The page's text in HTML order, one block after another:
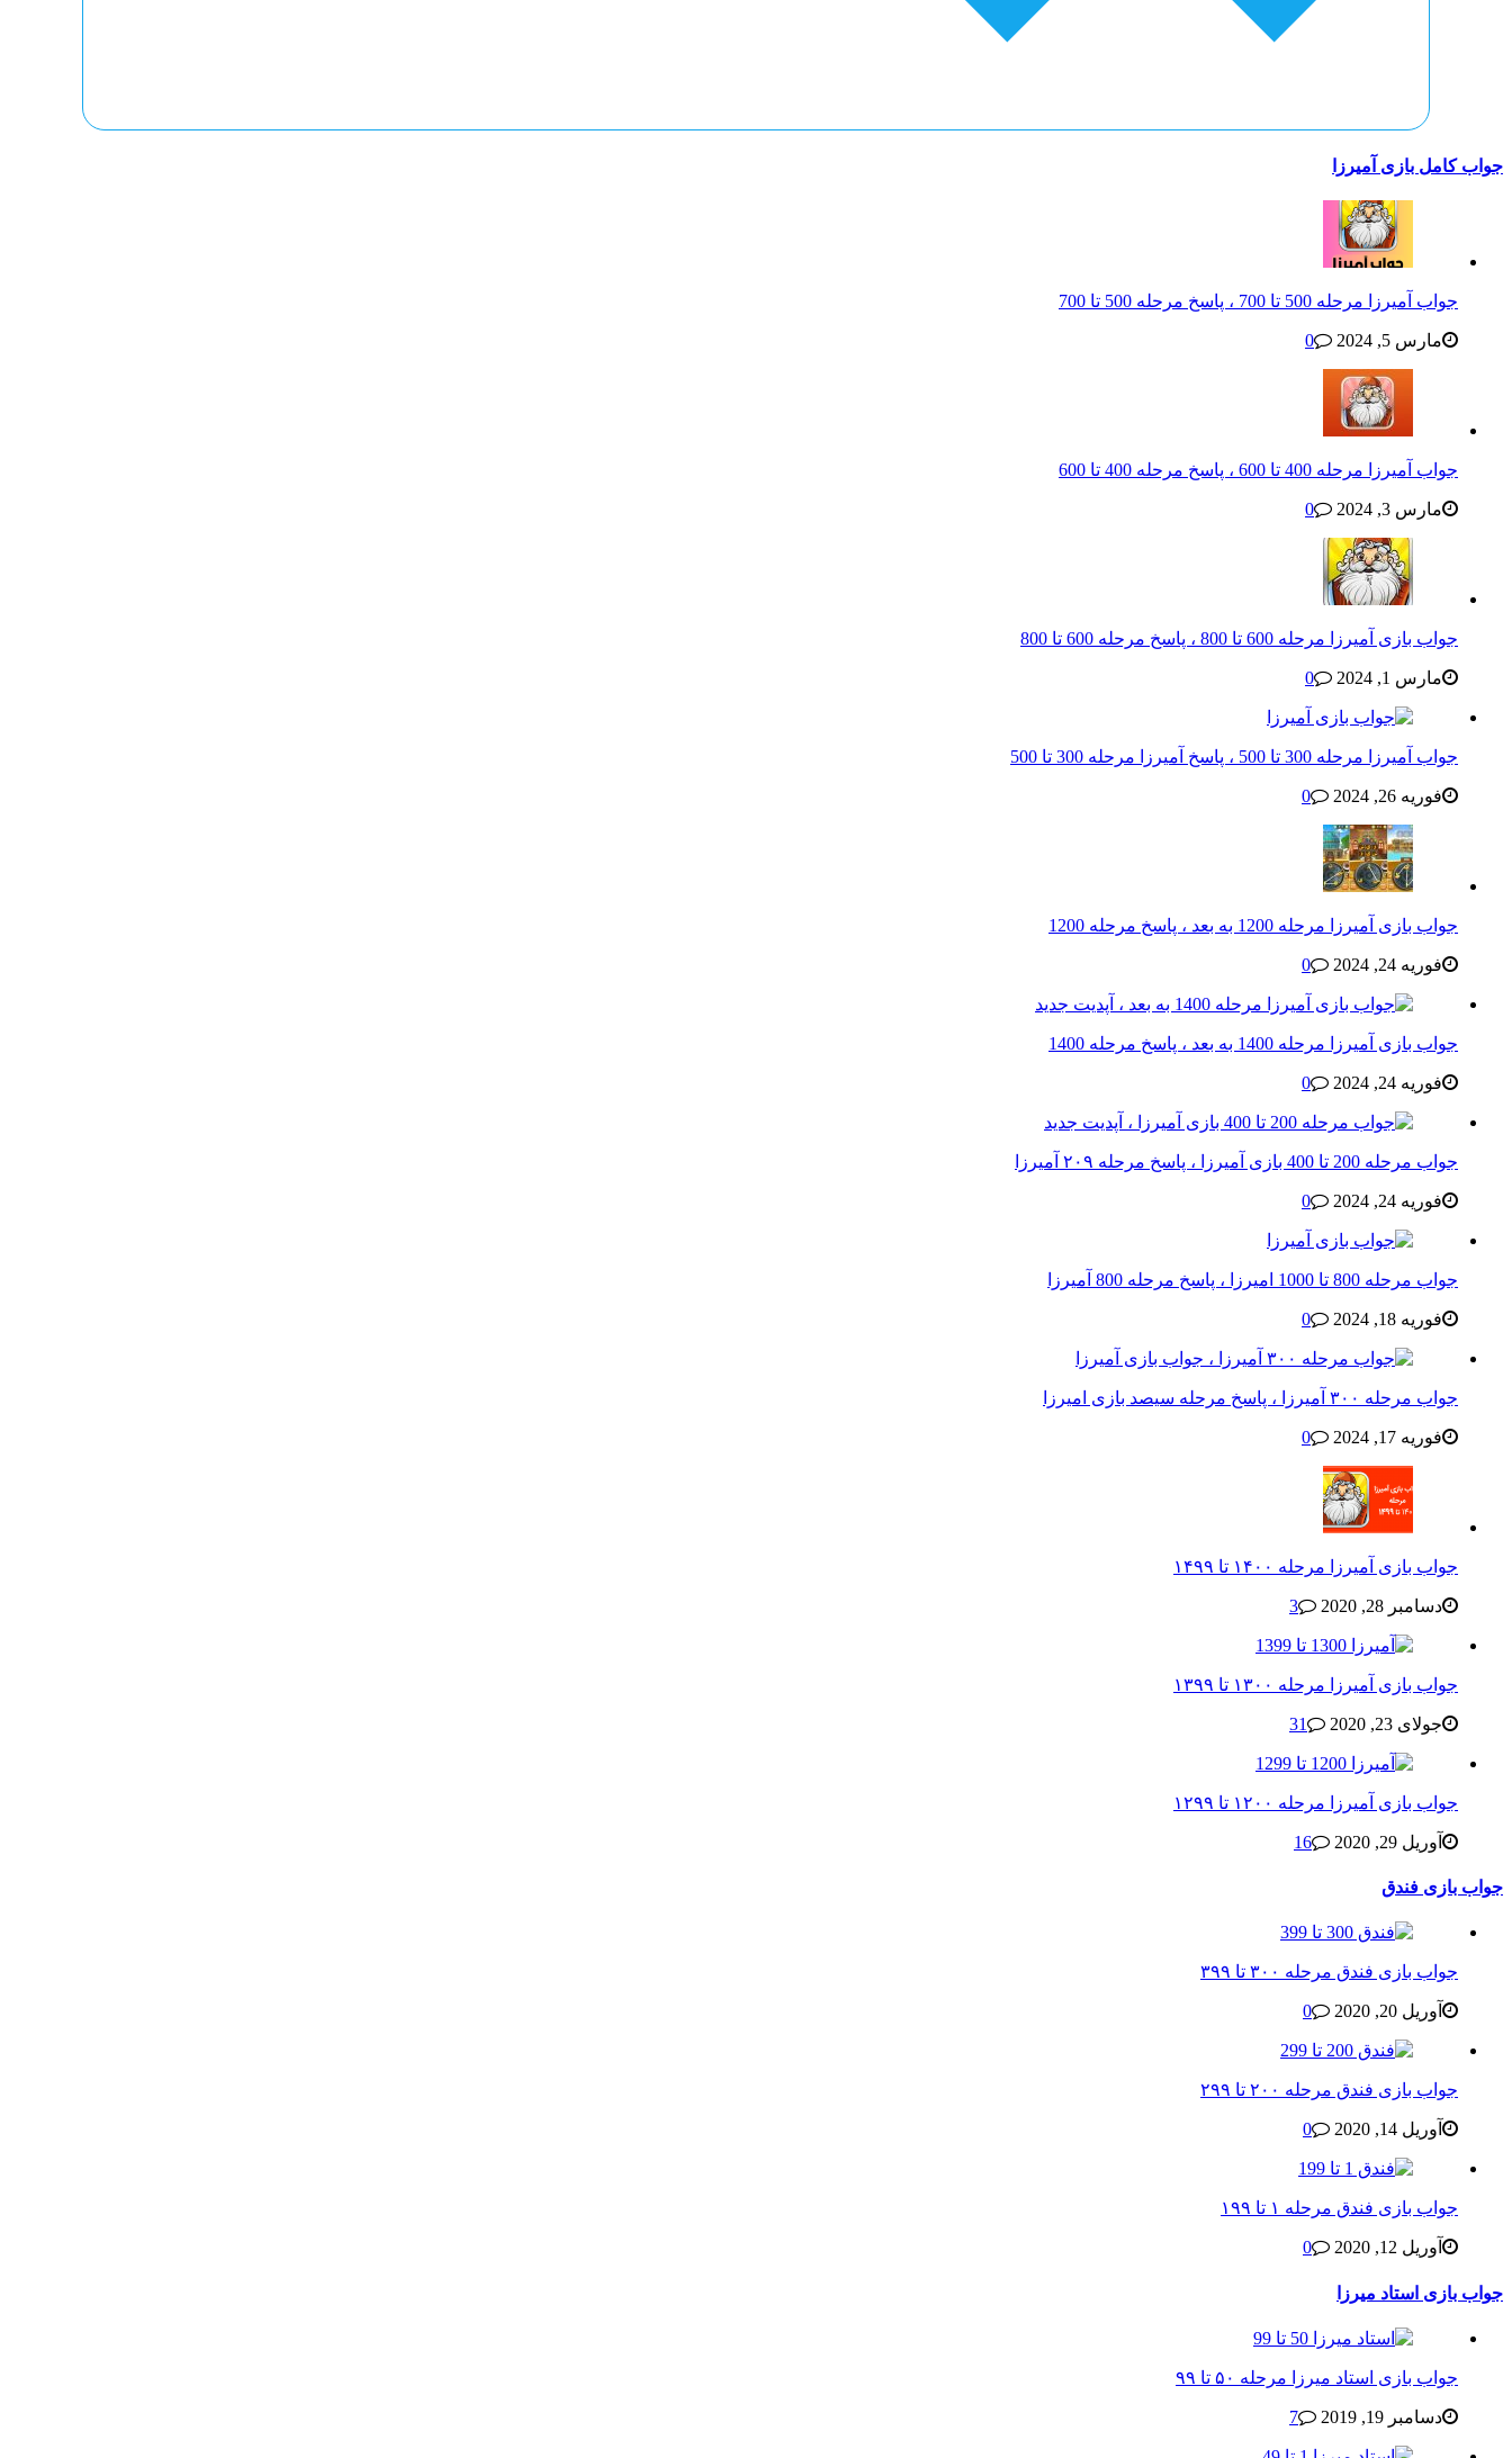
جواب کامل بازی آمیرزا
جواب آمیرزا مرحله 500 تا 700 ، پاسخ مرحله 500 تا 700
مارس 5, 2024 0
جواب آمیرزا مرحله 400 تا 600 ، پاسخ مرحله 400 تا 600
مارس 3, 2024 0
جواب بازی آمیرزا مرحله 600 تا 800 ، پاسخ مرحله 600 تا 800
مارس 1, 2024 0
جواب آمیرزا مرحله 300 تا 500 ، پاسخ آمیرزا مرحله 300 تا 500
فوریه 26, 2024 0
جواب بازی آمیرزا مرحله 1200 به بعد ، پاسخ مرحله 1200
فوریه 24, 2024 0
جواب بازی آمیرزا مرحله 1400 به بعد ، پاسخ مرحله 1400
فوریه 24, 2024 0
جواب مرحله 200 تا 400 بازی آمیرزا ، پاسخ مرحله ۲۰۹ آمیرزا
فوریه 24, 2024 0
جواب مرحله 800 تا 1000 امیرزا ، پاسخ مرحله 800 آمیرزا
فوریه 18, 2024 0
جواب مرحله ۳۰۰ آمیرزا ، پاسخ مرحله سیصد بازی امیرزا
فوریه 17, 2024 0
جواب بازی آمیرزا مرحله ۱۴۰۰ تا ۱۴۹۹
دسامبر 28, 2020 3
جواب بازی آمیرزا مرحله ۱۳۰۰ تا ۱۳۹۹
جولای 23, 2020 31
جواب بازی آمیرزا مرحله ۱۲۰۰ تا ۱۲۹۹
آوریل 29, 2020 16
جواب بازی فندق
جواب بازی فندق مرحله ۳۰۰ تا ۳۹۹
آوریل 20, 2020 0
جواب بازی فندق مرحله ۲۰۰ تا ۲۹۹
آوریل 14, 2020 0
جواب بازی فندق مرحله ۱ تا ۱۹۹
آوریل 12, 2020 0
جواب بازی استاد میرزا
جواب بازی استاد میرزا مرحله ۵۰ تا ۹۹
دسامبر 19, 2019 7